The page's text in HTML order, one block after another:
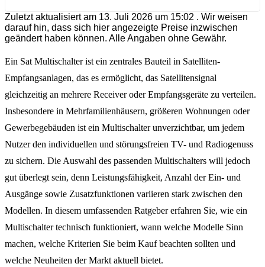
Zuletzt aktualisiert am 13. Juli 2026 um 15:02 . Wir weisen
darauf hin, dass sich hier angezeigte Preise inzwischen
geändert haben können. Alle Angaben ohne Gewähr.
Ein Sat Multischalter ist ein zentrales Bauteil in Satelliten-
Empfangsanlagen, das es ermöglicht, das Satellitensignal
gleichzeitig an mehrere Receiver oder Empfangsgeräte zu verteilen.
Insbesondere in Mehrfamilienhäusern, größeren Wohnungen oder
Gewerbegebäuden ist ein Multischalter unverzichtbar, um jedem
Nutzer den individuellen und störungsfreien TV- und Radiogenuss
zu sichern. Die Auswahl des passenden Multischalters will jedoch
gut überlegt sein, denn Leistungsfähigkeit, Anzahl der Ein- und
Ausgänge sowie Zusatzfunktionen variieren stark zwischen den
Modellen. In diesem umfassenden Ratgeber erfahren Sie, wie ein
Multischalter technisch funktioniert, wann welche Modelle Sinn
machen, welche Kriterien Sie beim Kauf beachten sollten und
welche Neuheiten der Markt aktuell bietet.